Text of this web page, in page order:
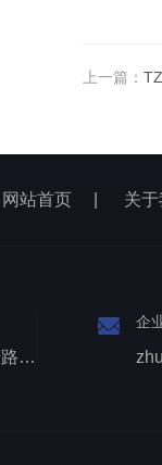
上一篇：
网站首页 关
上海张江医疗器械产业基地（瑞庆路528号）
企